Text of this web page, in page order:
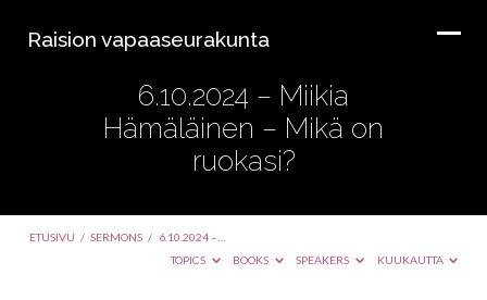
Raision vapaaseurakunta
6.10.2024 – Miikia
Hämäläinen – Mikä on
ruokasi?
ETUSIVU / SERMONS / 6.10.2024 –…
TOPICS
BOOKS SPEAKERS KUUKAUTTA